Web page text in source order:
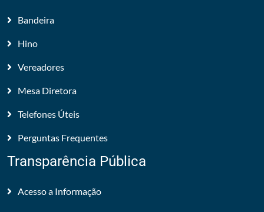
Bandeira
Hino
Vereadores
Mesa Diretora
Telefones Úteis
Perguntas Frequentes
Transparência Pública
Acesso a Informação